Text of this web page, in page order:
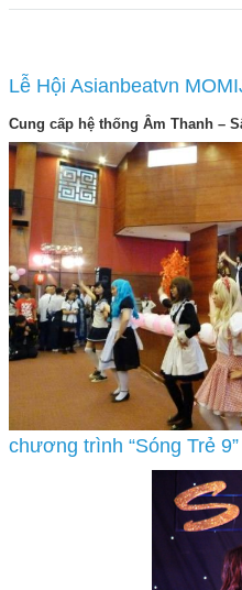
Lễ Hội Asianbeatvn
Cung cấp hệ thống Âm Thanh –
chương trình “Sóng Trẻ 9”